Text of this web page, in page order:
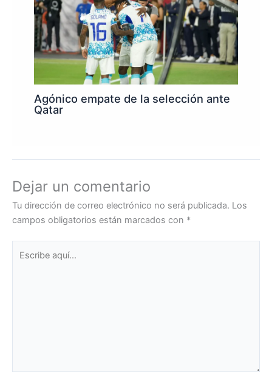
Agónico empate de la selección ante
Qatar
Dejar un comentario
Tu dirección de correo electrónico no será publicada. Los
campos obligatorios están marcados con *
aquí...